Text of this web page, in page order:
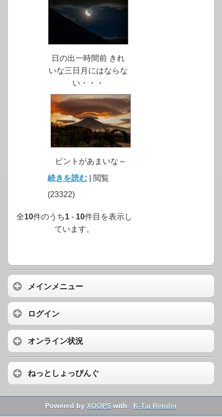
日の出一時間前 きれ
いな三日月にはならな
い・・・
ピントがあまいな～
続きを読む | 閲覧
(23322)
全10件のうち1 - 10件目を表示し
ています。
メインメニュー
ログイン
オンライン状況
ねっとしょっぴんぐ
Powered byXOOPS with K-Tai Render